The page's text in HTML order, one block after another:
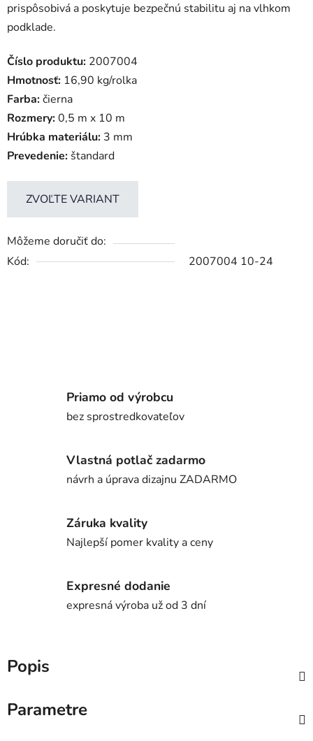
prispôsobivá a poskytuje bezpečnú stabilitu aj na vlhkom
podklade.
Číslo produktu: 2007004
Hmotnosť: 16,90 kg/rolka
Farba:čierna
Rozmery:0,5 m x 10 m
Hrúbka materiálu: 3 mm
Prevedenie: štandard
ZVOĽTE VARIANT
Môžeme doručiť do:
Kód:
2007004 10-24
Priamo od výrobcu
bez sprostredkovateľov
Vlastná potlač zadarmo
návrh a úprava dizajnu ZADARMO
Záruka kvality
Najlepší pomer kvality a ceny
Expresné dodanie
expresná výroba už od 3 dní
Popis
Parametre